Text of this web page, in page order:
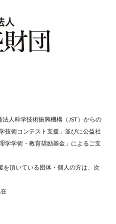
人科学技術振興機構（JST）からの
技術コンテスト支援」並びに公益社
学学術・教育奨励基金」によるご支
を頂いている団体・個人の方は、次